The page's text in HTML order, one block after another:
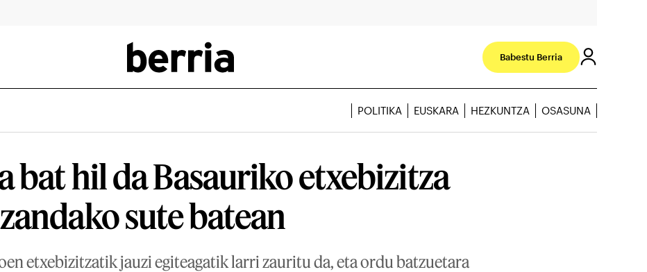
Babestu Berria
POLITIKA EUSKARA HEZKUNTZA OSASUNA
bat hil da Basauriko etxebizitza
sute batean
etxebizitzatik jauzi egiteagatik larri zauritu da, eta ordu batzuetara